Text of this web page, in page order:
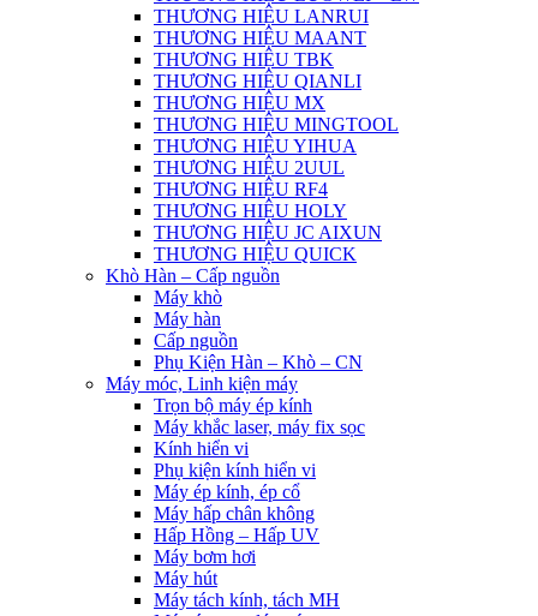
THƯƠNG HIỆU LANRUI
THƯƠNG HIỆU MAANT
THƯƠNG HIỆU TBK
THƯƠNG HIỆU QIANLI
THƯƠNG HIỆU MX
THƯƠNG HIỆU MINGTOOL
THƯƠNG HIỆU YIHUA
THƯƠNG HIỆU 2UUL
THƯƠNG HIỆU RF4
THƯƠNG HIỆU HOLY
THƯƠNG HIỆU JC AIXUN
THƯƠNG HIỆU QUICK
Khò Hàn – Cấp nguồn
Máy khò
Máy hàn
Cấp nguồn
Phụ Kiện Hàn – Khò – CN
Máy móc, Linh kiện máy
Trọn bộ máy ép kính
Máy khắc laser, máy fix sọc
Kính hiển vi
Phụ kiện kính hiển vi
Máy ép kính, ép cổ
Máy hấp chân không
Hấp Hồng – Hấp UV
Máy bơm hơi
Máy hút
Máy tách kính, tách MH